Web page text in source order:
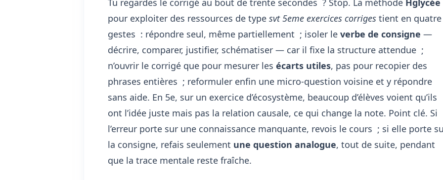
Tu regardes le corrigé au bout de trente secondes ? Stop. La méthode Hglycée
pour exploiter des ressources de typesvt 5eme exercices corriges tient en quatre
gestes : répondre seul, même partiellement ; isoler leverbe de consigne —
décrire, comparer, justifier, schématiser — car il fixe la structure attendue ;
n’ouvrir le corrigé que pour mesurer lesécarts utiles, pas pour recopier des
phrases entières ; reformuler enfin une micro-question voisine et y répondre
sans aide. En 5e, sur un exercice d’écosystème, beaucoup d’élèves voient qu’ils
ont l’idée juste mais pas la relation causale, ce qui change la note. Point clé. Si
l’erreur porte sur une connaissance manquante, revois le cours ; si elle porte
la consigne, refais seulement une question analogue, tout de suite, pendant
que la trace mentale reste fraîche.